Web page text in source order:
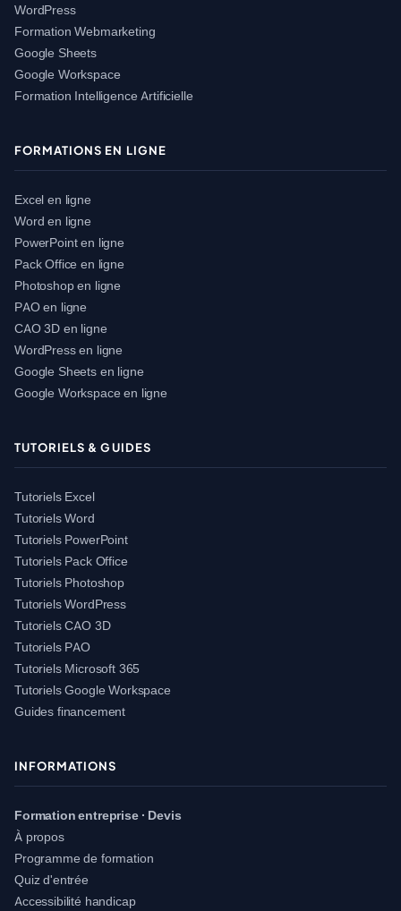
WordPress
Formation Webmarketing
Google Sheets
Google Workspace
Formation Intelligence Artificielle
FORMATIONS EN LIGNE
Excel en ligne
Word en ligne
PowerPoint en ligne
Pack Office en ligne
Photoshop en ligne
PAO en ligne
CAO 3D en ligne
WordPress en ligne
Google Sheets en ligne
Google Workspace en ligne
TUTORIELS & GUIDES
Tutoriels Excel
Tutoriels Word
Tutoriels PowerPoint
Tutoriels Pack Office
Tutoriels Photoshop
Tutoriels WordPress
Tutoriels CAO 3D
Tutoriels PAO
Tutoriels Microsoft 365
Tutoriels Google Workspace
Guides financement
INFORMATIONS
Formation entreprise · Devis
À propos
Programme de formation
Quiz d'entrée
Accessibilité handicap